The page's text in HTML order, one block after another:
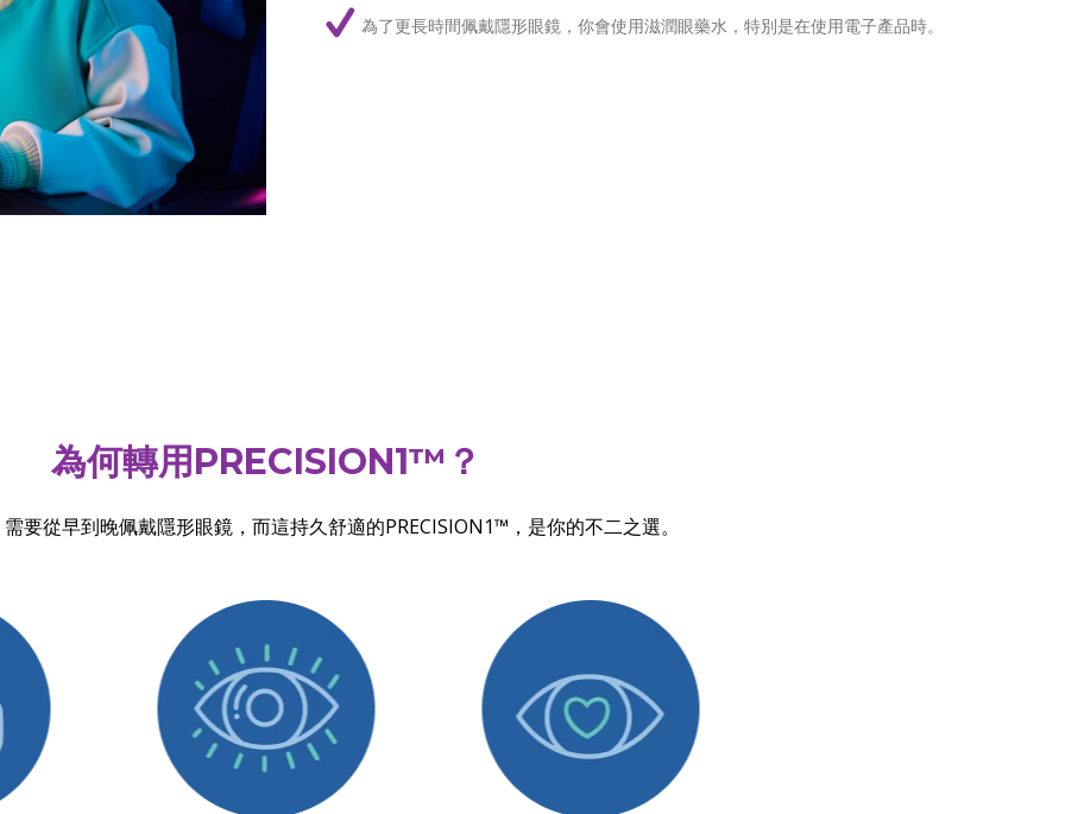
為了更長時間佩戴隱形眼鏡，你會使用滋潤眼藥水，特別是在使用電子產品時。
為何轉用PRECISION1™？
要從早到晚佩戴隱形眼鏡，而這持久舒適的PRECISION1™，是你的不二之選。